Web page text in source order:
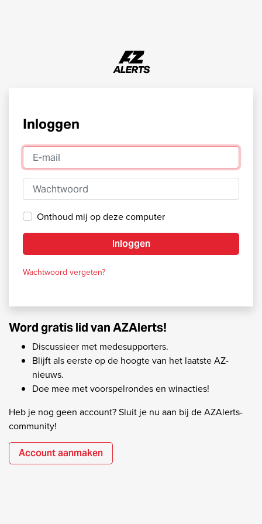
Inloggen
E-mail
Wachtwoord
Onthoud mij op deze computer
Inloggen
Wachtwoord vergeten?
Word gratis lid van AZAlerts!
Discussieer met medesupporters.
Blijft als eerste op de hoogte van het laatste AZ-
nieuws.
Doe mee met voorspelrondes en winacties!
Heb je nog geen account? Sluit je nu aan bij de AZAlerts-
community!
Account aanmaken